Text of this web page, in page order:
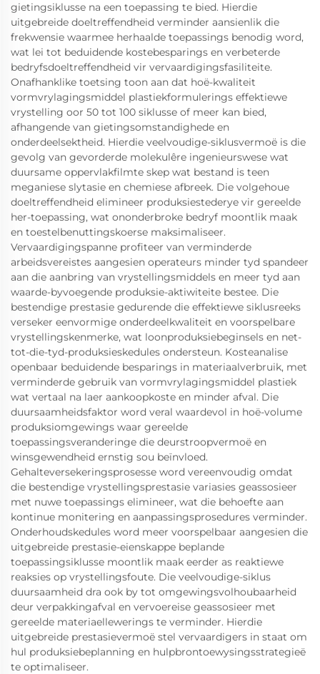
gietingsiklusse na een toepassing te bied. Hierdie
uitgebreide doeltreffendheid verminder aansienlik die
frekwensie waarmee herhaalde toepassings benodig word,
wat lei tot beduidende kostebesparings en verbeterde
bedryfsdoeltreffendheid vir vervaardigingsfasiliteite.
Onafhanklike toetsing toon aan dat hoë-kwaliteit
vormvrylagingsmiddel plastiekformulerings effektiewe
vrystelling oor 50 tot 100 siklusse of meer kan bied,
afhangende van gietingsomstandighede en
onderdeelsektheid. Hierdie veelvoudige-siklusvermoë is die
gevolg van gevorderde molekulêre ingenieurswese wat
duursame oppervlakfilmte skep wat bestand is teen
meganiese slytasie en chemiese afbreek. Die volgehoue
doeltreffendheid elimineer produksiestederye vir gereelde
her-toepassing, wat ononderbroke bedryf moontlik maak
en toestelbenuttingskoerse maksimaliseer.
Vervaardigingspanne profiteer van verminderde
arbeidsvereistes aangesien operateurs minder tyd spandeer
aan die aanbring van vrystellingsmiddels en meer tyd aan
waarde-byvoegende produksie-aktiwiteite bestee. Die
bestendige prestasie gedurende die effektiewe siklusreeks
verseker eenvormige onderdeelkwaliteit en voorspelbare
vrystellingskenmerke, wat loonproduksiebeginsels en net-
tot-die-tyd-produksieskedules ondersteun. Kosteanalise
openbaar beduidende besparings in materiaalverbruik, met
verminderde gebruik van vormvrylagingsmiddel plastiek
wat vertaal na laer aankoopkoste en minder afval. Die
duursaamheidsfaktor word veral waardevol in hoë-volume
produksiomgewings waar gereelde
toepassingsveranderinge die deurstroopvermoë en
winsgewendheid ernstig sou beïnvloed.
Gehalteversekeringsprosesse word vereenvoudig omdat
die bestendige vrystellingsprestasie variasies geassosieer
met nuwe toepassings elimineer, wat die behoefte aan
kontinue monitering en aanpassingsprosedures verminder.
Onderhoudskedules word meer voorspelbaar aangesien die
uitgebreide prestasie-eienskappe beplande
toepassingsiklusse moontlik maak eerder as reaktiewe
reaksies op vrystellingsfoute. Die veelvoudige-siklus
duursaamheid dra ook by tot omgewingsvolhoubaarheid
deur verpakkingafval en vervoereise geassosieer met
gereelde materiaellewerings te verminder. Hierdie
uitgebreide prestasievermoë stel vervaardigers in staat om
hul produksiebeplanning en hulpbrontoewysingsstrategieë
te optimaliseer.